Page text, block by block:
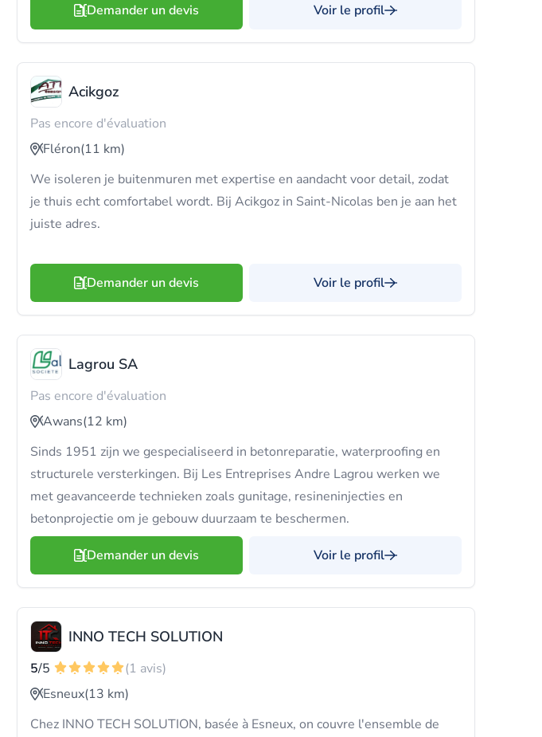
Demander un devis Voir le profil
Acikgoz
Pas encore d'évaluation
Fléron(11 km)
We isoleren je buitenmuren met expertise en aandacht voor detail, zodat
je thuis echt comfortabel wordt. Bij Acikgoz in Saint-Nicolas ben je aan het
juiste adres.
Demander un devis Voir le profil
Lagrou SA
Pas encore d'évaluation
Awans(12 km)
Sinds 1951 zijn we gespecialiseerd in betonreparatie, waterproofing en
structurele versterkingen. Bij Les Entreprises Andre Lagrou werken we
met geavanceerde technieken zoals gunitage, resineninjecties en
betonprojectie om je gebouw duurzaam te beschermen.
Demander un devis Voir le profil
INNO TECH SOLUTION
5/5
(1 avis)
Esneux(13 km)
Chez INNO TECH SOLUTION, basée à Esneux, on couvre l'ensemble de